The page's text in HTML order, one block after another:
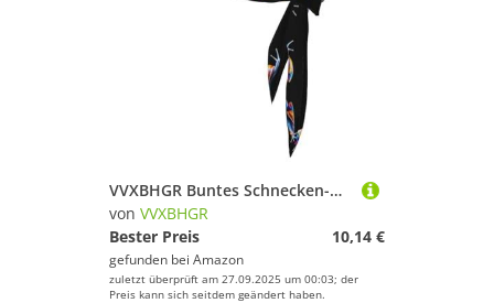
VVXBHGR Buntes Schnecken-Druck-Sport-Stirnband für Damen und Herren, weich und atmungsaktiv, feuchtigkeitsableitend, sportlich
von VVXBHGR
Bester Preis
10,14 €
gefunden bei Amazon
zuletzt überprüft am 27.09.2025 um 00:03; der
Preis kann sich seitdem geändert haben.